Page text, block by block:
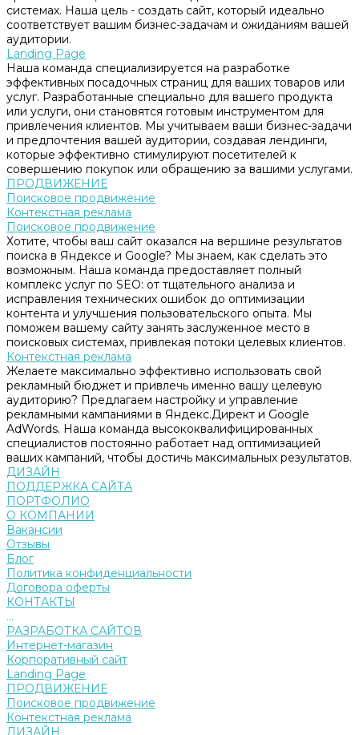
системах. Наша цель - создать сайт, который идеально
соответствует вашим бизнес-задачам и ожиданиям вашей
аудитории.
Landing Page
Наша команда специализируется на разработке
эффективных посадочных страниц для ваших товаров или
услуг. Разработанные специально для вашего продукта
или услуги, они становятся готовым инструментом для
привлечения клиентов. Мы учитываем ваши бизнес-задачи
и предпочтения вашей аудитории, создавая лендинги,
которые эффективно стимулируют посетителей к
совершению покупок или обращению за вашими услугами.
ПРОДВИЖЕНИЕ
Поисковое продвижение
Контекстная реклама
Поисковое продвижение
Хотите, чтобы ваш сайт оказался на вершине результатов
поиска в Яндексе и Google? Мы знаем, как сделать это
возможным. Наша команда предоставляет полный
комплекс услуг по SEO: от тщательного анализа и
исправления технических ошибок до оптимизации
контента и улучшения пользовательского опыта. Мы
поможем вашему сайту занять заслуженное место в
поисковых системах, привлекая потоки целевых клиентов.
Контекстная реклама
Желаете максимально эффективно использовать свой
рекламный бюджет и привлечь именно вашу целевую
аудиторию? Предлагаем настройку и управление
рекламными кампаниями в Яндекс.Директ и Google
AdWords. Наша команда высококвалифицированных
специалистов постоянно работает над оптимизацией
ваших кампаний, чтобы достичь максимальных результатов.
ДИЗАЙН
ПОДДЕРЖКА САЙТА
ПОРТФОЛИО
О КОМПАНИИ
Вакансии
Отзывы
Блог
Политика конфиденциальности
Договора оферты
КОНТАКТЫ
...
РАЗРАБОТКА САЙТОВ
Интернет-магазин
Корпоративный сайт
Landing Page
ПРОДВИЖЕНИЕ
Поисковое продвижение
Контекстная реклама
ДИЗАЙН